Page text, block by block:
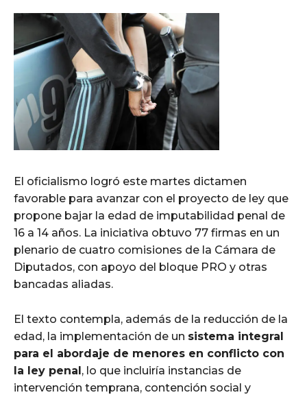
El oficialismo logró este martes dictamen
favorable para avanzar con el proyecto de ley que
propone bajar la edad de imputabilidad penal de
16 a 14 años. La iniciativa obtuvo 77 firmas en un
plenario de cuatro comisiones de la Cámara de
Diputados, con apoyo del bloque PRO y otras
bancadas aliadas.
El texto contempla, además de la reducción de la
edad, la implementación de un sistema integral
para el abordaje de menores en conflicto con
la ley penal, lo que incluiría instancias de
intervención temprana, contención social y